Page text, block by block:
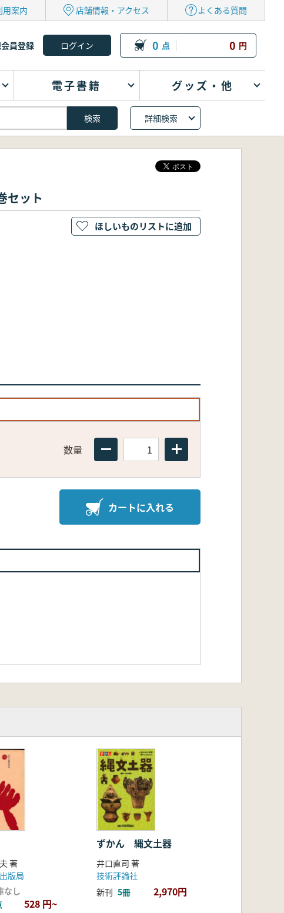
用案内 店舗情報・アクセス よくある質問
員登録 0 点 0 円
電子書籍 グッズ・他
詳細検索
セット
数量
カートに入れる
ほしいものリストに追加
著
版局
なし
528 円~
ずかん 縄文土器
井口直司 著
技術評論社
新刊 5冊 2,970円